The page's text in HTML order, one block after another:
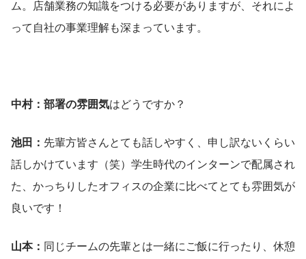
ム。店舗業務の知識をつける必要がありますが、それによ
って自社の事業理解も深まっています。
中村：部署の雰囲気はどうですか？
池田： 先輩方皆さんとても話しやすく、申し訳ないくらい
話しかけています（笑）学生時代のインターンで配属され
た、かっちりしたオフィスの企業に比べてとても雰囲気が
良いです！
山本： 同じチームの先輩とは一緒にご飯に行ったり、休憩